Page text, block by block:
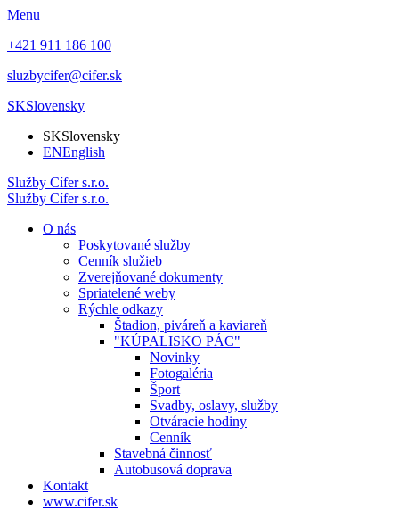
Menu
+421 911 186 100
sluzbycifer@cifer.sk
SKSlovensky
SKSlovensky
ENEnglish
Služby Cífer s.r.o.
Služby Cífer s.r.o.
O nás
Poskytované služby
Cenník služieb
Zverejňované dokumenty
Spriatelené weby
Rýchle odkazy
Štadion, piváreň a kaviareň
"KÚPALISKO PÁC"
Novinky
Fotogaléria
Šport
Svadby, oslavy, služby
Otváracie hodiny
Cenník
Stavebná činnosť
Autobusová doprava
Kontakt
www.cifer.sk